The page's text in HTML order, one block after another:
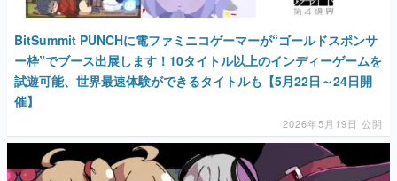
BitSummit PUNCHに電ファミニコゲーマーが“ゴールドスポンサ
ー枠”でブース出展します！10タイトル以上のインディーゲームを
試遊可能、世界最速体験ができるタイトルも【5月22日～24日開
催】
2026年5月19日 公開